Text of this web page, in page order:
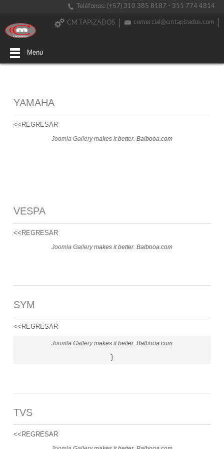
Teléfonos: (+57) 310 385 8187 - 311 774 4814
comercial@cmtapizados.com
CM TAPIZADOS
Menu
YAMAHA
<<REGRESAR
Joomla Gallerymakes it better. Balbooa.com
VESPA
<<REGRESAR
Joomla Gallerymakes it better. Balbooa.com
SYM
<<REGRESAR
Joomla Gallerymakes it better. Balbooa.com
}
TVS
<<REGRESAR